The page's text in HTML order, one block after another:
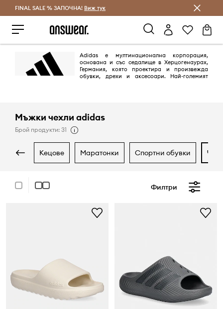
Спестявай с Answear Club
FINAL SALE % ЗАПОЧНА! Виж тук
Adidas е мултинационална корпорация,
основана и със седалище в Херцогенаурах,
Германия, която проектира и произвежда
обувки, дрехи и аксесоари. Най-големият
Мъжки чехли adidas
Брой продукти: 31
кецове маратонки спортни обувки
Филтри